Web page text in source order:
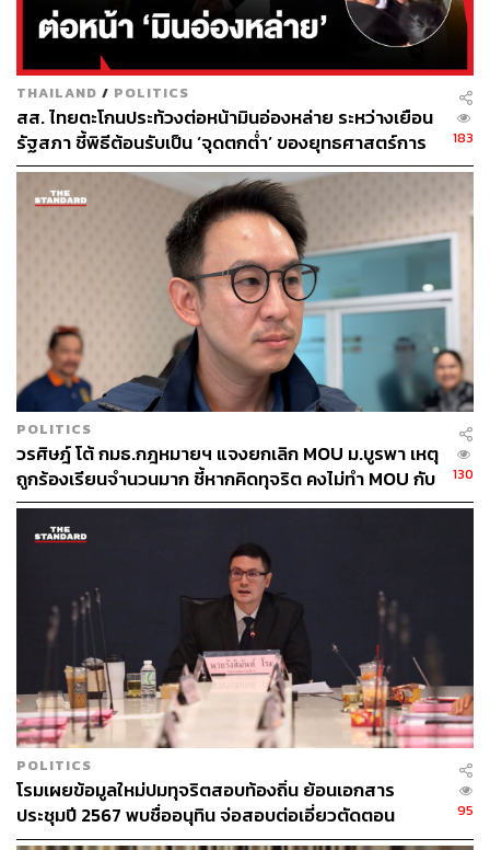
ขณะที่ข้อกังวลว่าหากกลไกเป็นแบบนี้ จะทำให้เนื้อหา
รัฐธรรมนูญที่ร่างออกมา แย่กว่ารัฐธรรมนูญปี 2560 นิกร
ถามกลับว่า ได้เห็นเนื้อหาแล้วหรือยัง ควรว่ากันไปเป็น
ประเด็นก่อน พรรคฝ่ายค้าน ไม่ใช่พรรคฝ่ายติ เห็นอะไรก็ติไป
หมด เมื่อรัฐบาลไม่ยืนยันร่างแก้ไขรัฐธรรมนูญฉบับเดิม ก็
บอกว่าไม่จริงใจ แล้วเมื่อยื่นร่างแก้ไขเข้ามาก็ตำหนิอีก โดยที่
เรามีความมุ่งหวังจะทำให้สำเร็จ แต่อาจจะดูเลวร้ายในความ
คิดของฝ่ายค้าน ก็ค่อยไปว่ากันในการพิจารณาวาระหนึ่ง แต่
ให้เราไปตามใจคุณไม่ได้ ไม่ควรล้ำเส้น เพราะเราต้องยึด
เสียงข้างมากเป็นหลัก
THAILAND / POLITICS
สส. ไทยตะโกนประท้วงต่อหน้ามินอ่องหล่าย ระหว่างเยือน
รัฐสภา ชี้พิธีต้อนรับเป็น ‘จุดตกต่ำ’ ของยุทธศาสตร์การ
ทูตไทย
183
POLITICS
วรศิษฎ์ โต้ กมธ.กฎหมายฯ แจงยกเลิก MOU ม.บูรพา เหตุ
ถูกร้องเรียนจำนวนมาก ชี้หากคิดทุจริต คงไม่ทำ MOU กับ
5 หน่วยงาน
130
POLITICS
โรมเผยข้อมูลใหม่ปมทุจริตสอบท้องถิ่น ย้อนเอกสาร
ประชุมปี 2567 พบชื่ออนุทิน จ่อสอบต่อเอี่ยวตัดตอน
ม.บูรพา หรือไม่
95